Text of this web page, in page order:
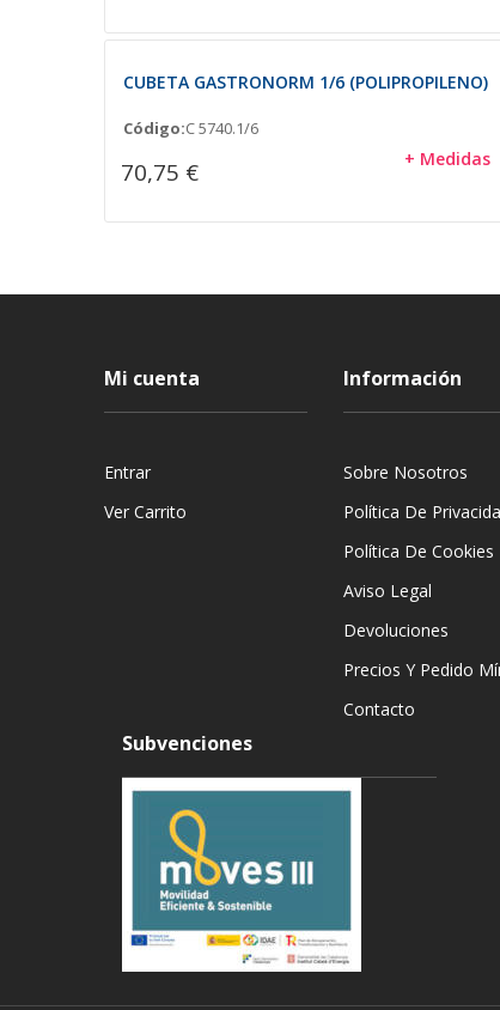
CUBETA GASTRONORM 1/6 (POLIPROPILENO)
Código:C 5740.1/6
70,75 € + Medidas
Mi cuenta
Entrar
Ver Carrito
Información
Sobre Nosotros
Política De
Política De Cookies
Aviso Legal
Devoluciones
Precios Y Pedido
Contacto
Subvenciones